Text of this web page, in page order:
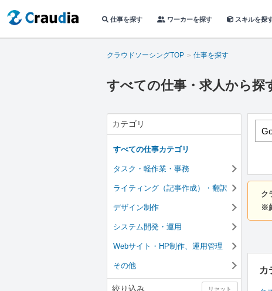
仕事を探す ワーカーを探す スキルを探
クラウドソーシングTOP 仕事を探す
すべての仕事・求人から探
カテゴリ
すべての仕事カテゴリ
タスク・軽作業・事務
ライティング（記事作成）・翻訳
デザイン制作
システム開発・運用
Webサイト・HP制作、運用管理
その他
絞り込み リセット
ク
※
カ